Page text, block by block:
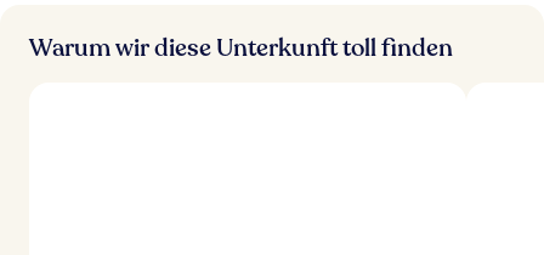
Warum wir diese Unterkunft toll finden